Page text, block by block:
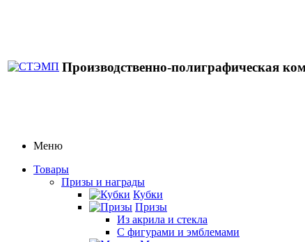
Производственно-полиграфическая
Меню
Товары
Призы и награды
Кубки
Призы
Из акрила и стекла
С фигурами и эмблемами